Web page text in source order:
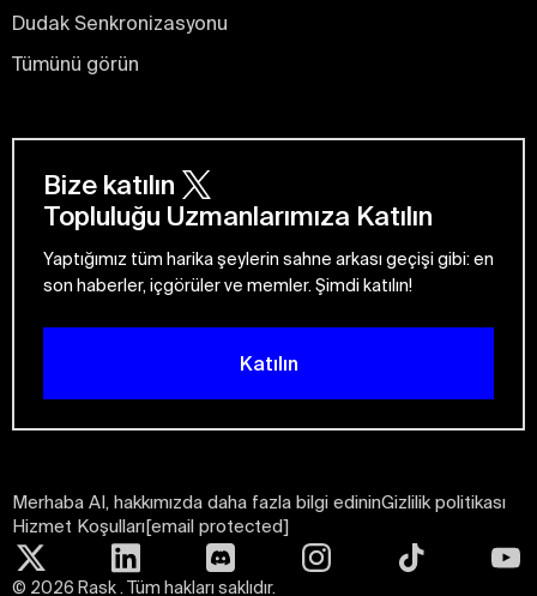
Dudak Senkronizasyonu
Tümünü görün
Bize katılın
Topluluğu Uzmanlarımıza Katılın
Yaptığımız tüm harika şeylerin sahne arkası geçişi gibi: en
son haberler, içgörüler ve memler. Şimdi katılın!
Katılın
© 2026 Rask . Tüm hakları saklıdır.
Merhaba AI, hakkımızda daha fazla bilgi edininGizlilik politikası
Hizmet Koşulları[email protected]